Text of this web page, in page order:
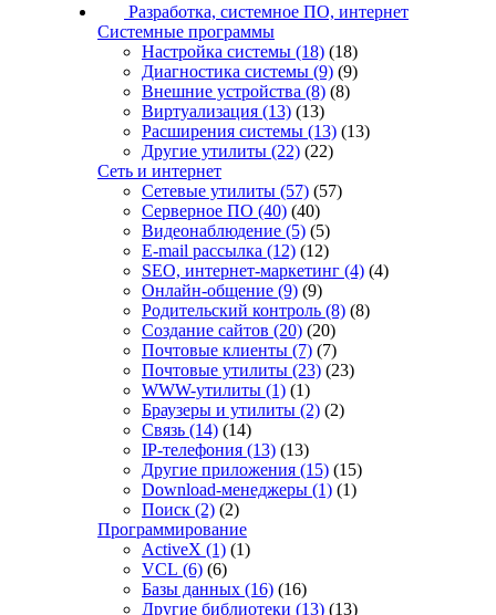
Разработка, системное ПО, интернет
Системные программы
Настройка системы (18) (18)
Диагностика системы (9) (9)
Внешние устройства (8) (8)
Виртуализация (13) (13)
Расширения системы (13) (13)
Другие утилиты (22) (22)
Сеть и интернет
Сетевые утилиты (57) (57)
Серверное ПО (40) (40)
Видеонаблюдение (5) (5)
E-mail рассылка (12) (12)
SEO, интернет-маркетинг (4) (4)
Онлайн-общение (9) (9)
Родительский контроль (8) (8)
Создание сайтов (20) (20)
Почтовые клиенты (7) (7)
Почтовые утилиты (23) (23)
WWW-утилиты (1) (1)
Браузеры и утилиты (2) (2)
Связь (14) (14)
IP-телефония (13) (13)
Другие приложения (15) (15)
Download-менеджеры (1) (1)
Поиск (2) (2)
Программирование
ActiveX (1) (1)
VCL (6) (6)
Базы данных (16) (16)
Другие библиотеки (13) (13)